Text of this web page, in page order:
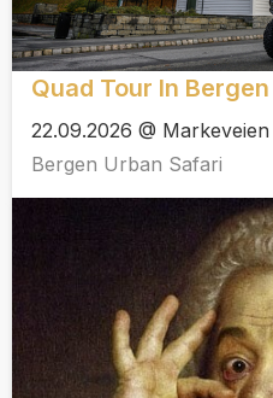
Quad Tour In Bergen
22.09.2026 @ Markeveien
Bergen Urban Safari